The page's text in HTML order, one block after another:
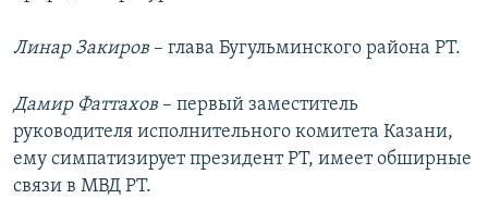
Линар Закиров – глава Бугульминского района РТ.
Дамир Фаттахов – первый заместитель
руководителя исполнительного комитета Казани,
ему симпатизирует президент РТ, имеет обширные
связи в МВД РТ.